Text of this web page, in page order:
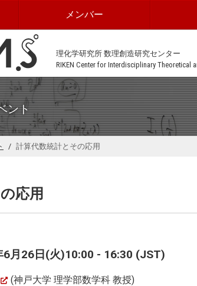
メンバー
理化学研究所 数理創造研究センター
RIKEN Center for Interdisciplinary Theoretical
ント
計算代数統計とその応用
応用
6月26日(火)10:00 - 16:30 (JST)
(神戸大学 理学部数学科 教授)